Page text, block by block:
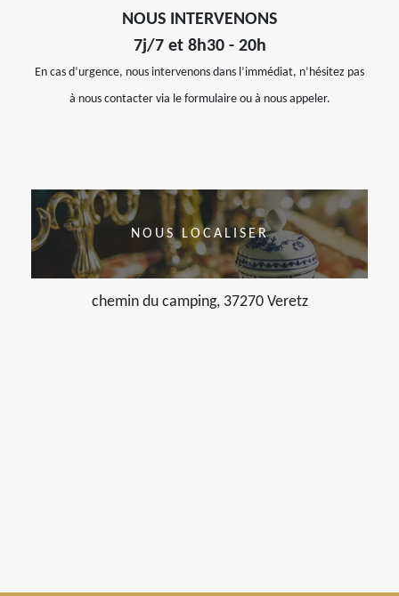
NOUS INTERVENONS
7j/7 et 8h30 - 20h
En cas d’urgence, nous intervenons dans l’immédiat, n’hésitez pas
à nous contacter via le formulaire ou à nous appeler.
NOUS LOCALISER
chemin du camping, 37270 Veretz